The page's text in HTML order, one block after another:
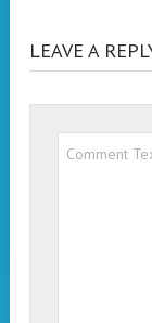
LEAVE A